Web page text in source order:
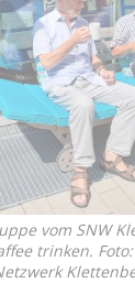
vom SNW
trinken.